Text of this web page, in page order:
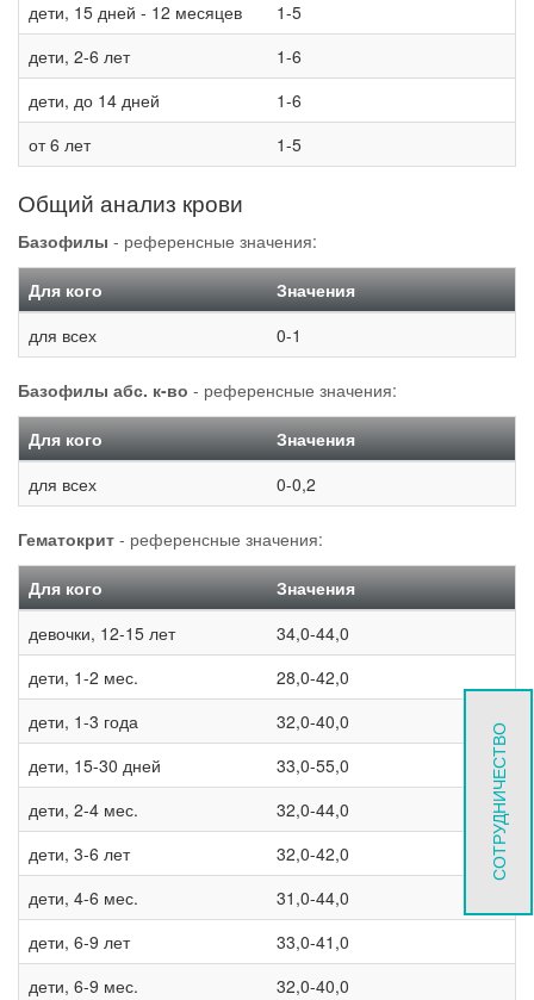
дети, 15 дней - 12 месяцев
1-5
дети, 2-6 лет
1-6
дети, до 14 дней
1-6
от 6 лет
1-5
Общий анализ крови
Базофилы - референсные значения:
Для кого
Значения
для всех
0-1
Базофилы абс. к-во - референсные значения:
Для кого
Значения
для всех
0-0,2
Гематокрит - референсные значения:
Для кого
Значения
девочки, 12-15 лет
34,0-44,0
дети, 1-2 мес.
28,0-42,0
дети, 1-3 года
32,0-40,0
дети, 15-30 дней
33,0-55,0
дети, 2-4 мес.
32,0-44,0
дети, 3-6 лет
32,0-42,0
дети, 4-6 мес.
31,0-44,0
дети, 6-9 лет
33,0-41,0
дети, 6-9 мес.
32,0-40,0
СОТРУДНИЧЕСТВО